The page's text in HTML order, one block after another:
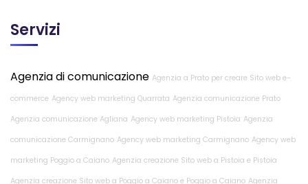
Servizi
Agenzia di comunicazione Agenzia a Prato per creare Sito web e-
commerce Agency web marketing Quarrata Agenzia comunicazione Prato
Agenzia comunicazione Agliana Agency web marketing Pistoia Agenzia
comunicazione Carmignano Agency web marketing Carmignano Agency web
marketing Poggio a Caiano Agenzia creazione Sito web a Pistoia e Pistoia
Agenzia creazione Sito web a Poggio a Caiano e Poggio a Caiano Agenzia